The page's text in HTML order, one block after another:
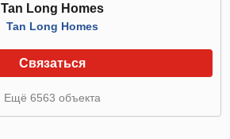
Tan Long Homes
Tan Long Homes
Связаться
Ещё 6563 объекта